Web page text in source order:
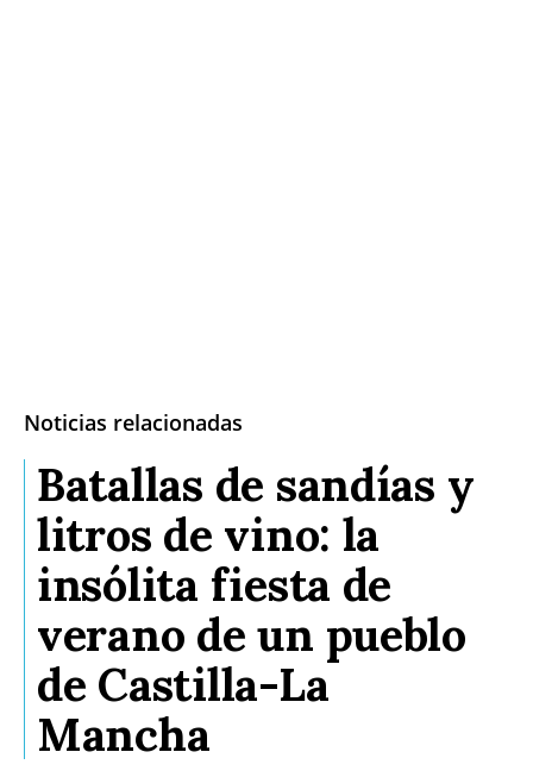
Noticias relacionadas
Batallas de sandías y
litros de vino: la
insólita fiesta de
verano de un pueblo
de Castilla-La
Mancha